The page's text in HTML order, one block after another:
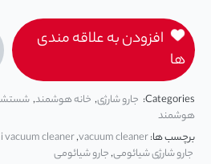
افزودن به علاقه مندی
ها
Categories: جارو شارژی, خانه هوشمند,
هوشمند
برچسب ها:vacuum cleaner
,
vacuum cleaner
جارو شارژی شیائومی,جارو شیائومی